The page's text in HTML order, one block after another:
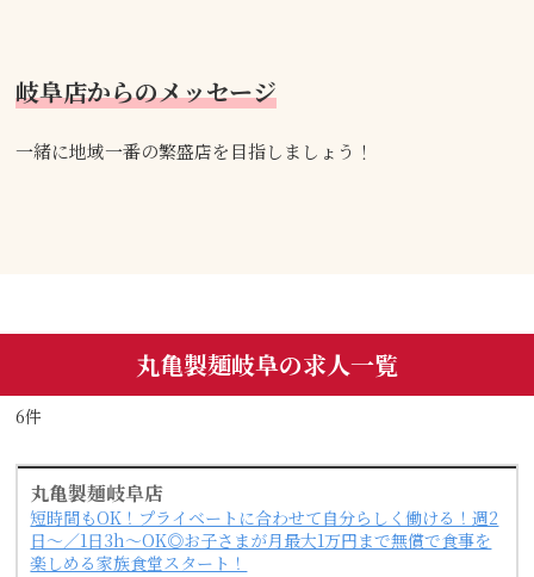
岐阜店からのメッセージ
一緒に地域一番の繁盛店を目指しましょう！
丸亀製麺岐阜の求人一覧
6件
丸亀製麺岐阜店
短時間もOK！プライベートに合わせて自分らしく働ける！週2
日～／1日3h～OK◎お子さまが月最大1万円まで無償で食事を
楽しめる家族食堂スタート！